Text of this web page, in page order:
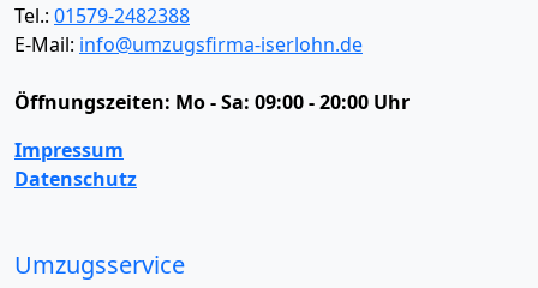
Tel.: 01579-2482388
E-Mail: info@umzugsfirma-iserlohn.de
Öffnungszeiten: Mo - Sa: 09:00 - 20:00 Uhr
Impressum
Datenschutz
Umzugsservice